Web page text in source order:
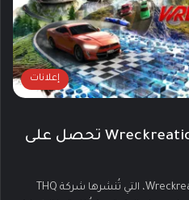
إعلانات
لعبة السباقات Wreckreation تحصل على
تألقت لعبة السباقات Wreckreation، التي تُنشرها شركة THQ